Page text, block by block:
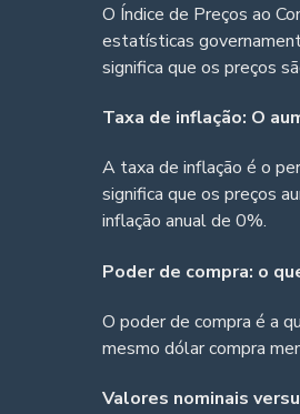
O Índice de Preços ao
estatísticas
significa que os preços
Taxa de inflação: O
A taxa de inflação é o
significa que os preços
inflação anual de 0%.
Poder de compra: o
O poder de compra é a
mesmo dólar compra
Valores nominais